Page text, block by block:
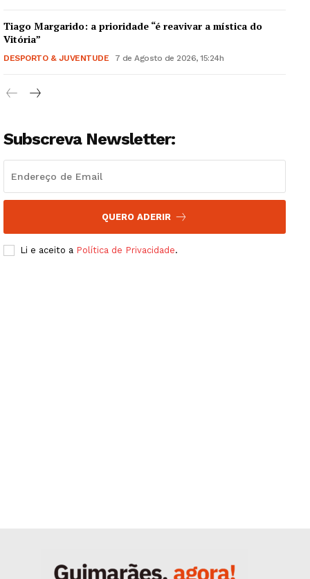
Tiago Margarido: a prioridade “é reavivar a mística do
Vitória”
DESPORTO & JUVENTUDE 7 de Agosto de 2026, 15:24h
Subscreva Newsletter:
QUERO ADERIR
Li e aceito a Política de Privacidade.